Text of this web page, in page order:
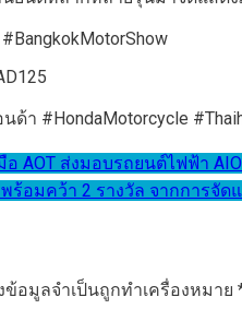
า #HondaMotorcycle
อ AOT ส่งมอบรถยนต์ไฟฟ้า
พร้อมคว้า 2 รางวัล จากการ
ข้อมูลจำเป็นถูกทำเครื่องหมาย